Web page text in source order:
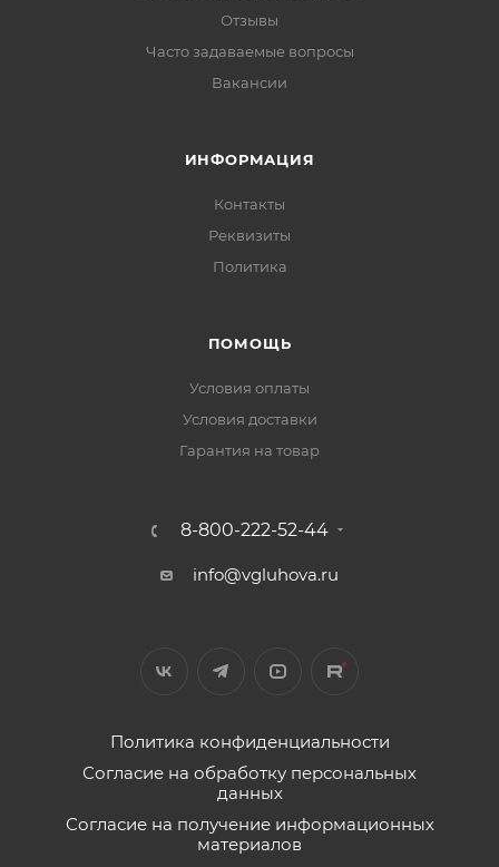
Отзывы
Часто задаваемые вопросы
Вакансии
ИНФОРМАЦИЯ
Контакты
Реквизиты
Политика
ПОМОЩЬ
Условия оплаты
Условия доставки
Гарантия на товар
8-800-222-52-44
info@vgluhova.ru
Политика конфиденциальности
Согласие на обработку персональных
данных
Согласие на получение информационных
материалов